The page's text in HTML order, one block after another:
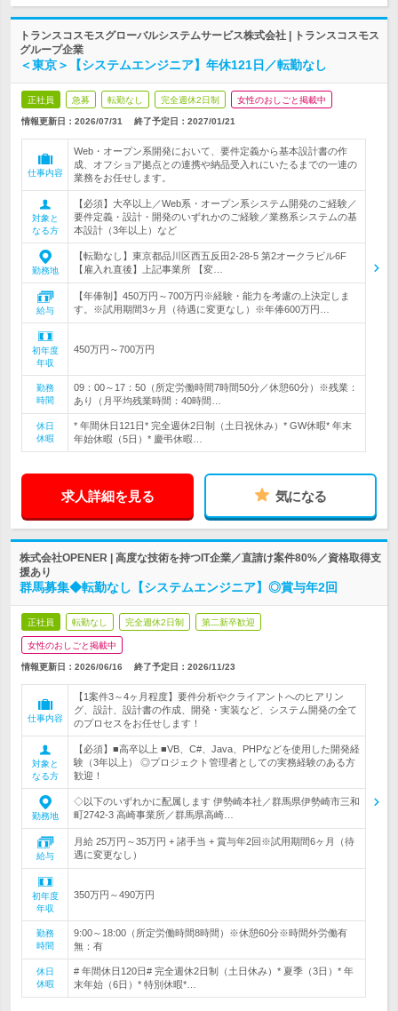
トランスコスモスグローバルシステムサービス株式会社 | トランスコスモス
グループ企業
＜東京＞【システムエンジニア】年休121日／転勤なし
正社員 急募 転勤なし 完全週休2日制 女性のおしごと掲載中
情報更新日：2026/07/31 終了予定日： 2027/01/21
仕事内容
Web・オープン系開発において、要件定義から基本設計書の作
成、オフショア拠点との連携や納品受入れにいたるまでの一連の
業務をお任せします。
対象と
なる方
【必須】大卒以上／Web系・オープン系システム開発のご経験／
要件定義・設計・開発のいずれかのご経験／業務系システムの基
本設計（3年以上）など
勤務地
【転勤なし】東京都品川区西五反田2-28-5 第2オークラビル6F
【雇入れ直後】上記事業所 【変…
給与
【年俸制】450万円～700万円※経験・能力を考慮の上決定しま
す。※試用期間3ヶ月（待遇に変更なし）※年俸600万円…
初年度
年収
450万円～700万円
勤務
時間
09：00～17：50（所定労働時間7時間50分／休憩60分）※残業：
あり（月平均残業時間：40時間…
休日
休暇
* 年間休日121日* 完全週休2日制（土日祝休み）* GW休暇* 年末
年始休暇（5日）* 慶弔休暇…
求人詳細を見る 気になる
株式会社OPENER | 高度な技術を持つIT企業／直請け案件80%／資格取得支
援あり
群馬募集◆転勤なし【システムエンジニア】◎賞与年2回
正社員 転勤なし 完全週休2日制 第二新卒歓迎
女性のおしごと掲載中
情報更新日：2026/06/16 終了予定日： 2026/11/23
仕事内容
【1案件3～4ヶ月程度】要件分析やクライアントへのヒアリン
グ、設計、設計書の作成、開発・実装など、システム開発の全て
のプロセスをお任せします！
対象と
なる方
【必須】■高卒以上 ■VB、C#、Java、PHPなどを使用した開発経
験（3年以上） ◎プロジェクト管理者としての実務経験のある方
歓迎！
勤務地
◇以下のいずれかに配属します 伊勢崎本社／群馬県伊勢崎市三和
町2742-3 高崎事業所／群馬県高崎…
給与
月給 25万円～35万円 + 諸手当 + 賞与年2回※試用期間6ヶ月（待
遇に変更なし）
初年度
年収
350万円～490万円
勤務
時間
9:00～18:00（所定労働時間8時間）※休憩60分※時間外労働有
無：有
休日
休暇
# 年間休日120日# 完全週休2日制（土日休み）* 夏季（3日）* 年
末年始（6日）* 特別休暇*…